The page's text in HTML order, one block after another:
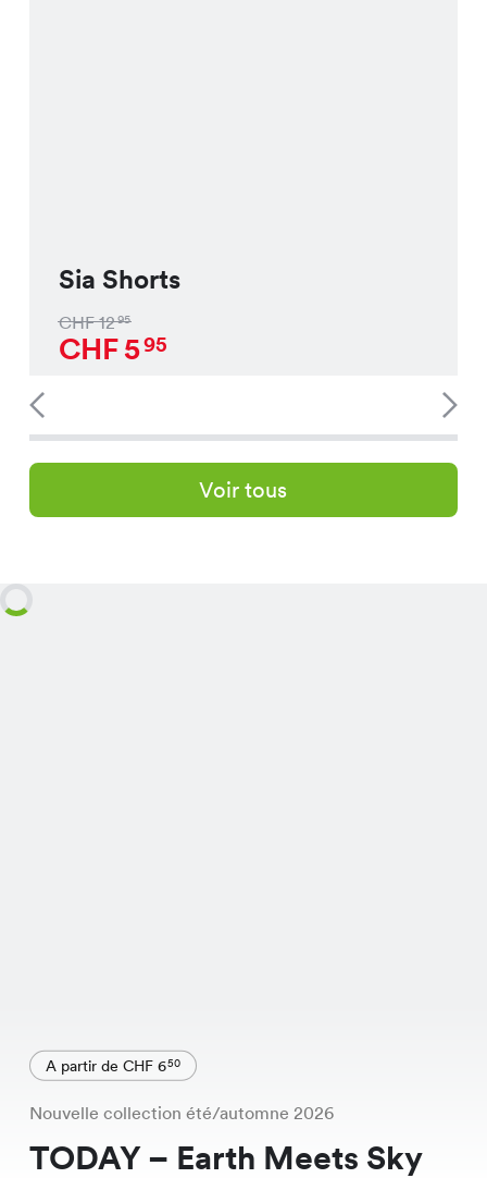
Sia Shorts
CHF1295
CHF595
Voir tous
A partir de CHF 650
Nouvelle collection été/automne 2026
TODAY – Earth Meets Sky